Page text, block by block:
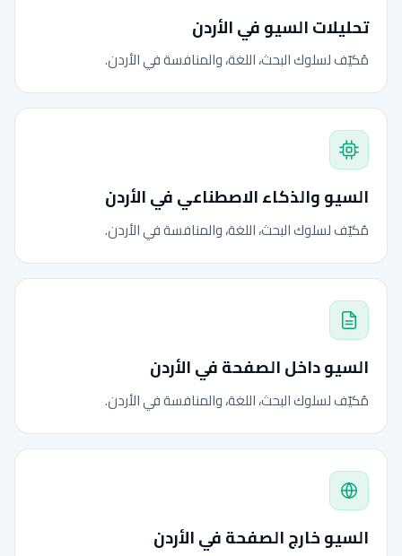
تحليلات السيو في الأردن
مُكيّف لسلوك البحث، اللغة، والمنافسة في الأردن.
السيو والذكاء الاصطناعي في الأردن
مُكيّف لسلوك البحث، اللغة، والمنافسة في الأردن.
السيو داخل الصفحة في الأردن
مُكيّف لسلوك البحث، اللغة، والمنافسة في الأردن.
السيو خارج الصفحة في الأردن